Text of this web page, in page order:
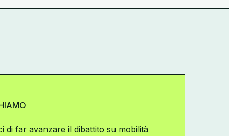
di far avanzare il dibattito su mobilità